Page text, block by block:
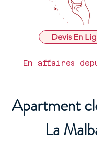
Devis En
En affaires
Apartment
La